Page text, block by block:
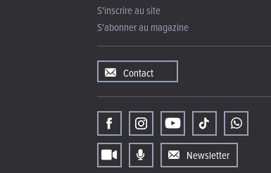
S'inscrire au site
S'abonner au magazine
Contact
Newsletter